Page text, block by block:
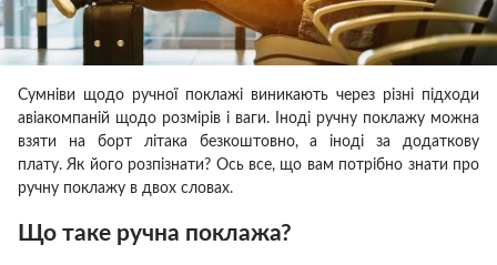
Сумніви щодо ручної поклажі виникають через різні підходи
авіакомпаній щодо розмірів і ваги.
Іноді ручну поклажу можна
взяти на борт літака безкоштовно, а іноді за додаткову
плату.Як його розпізнати? Ось все, що вам потрібно знати про
ручну поклажу в двох словах.
Що таке ручна поклажа?